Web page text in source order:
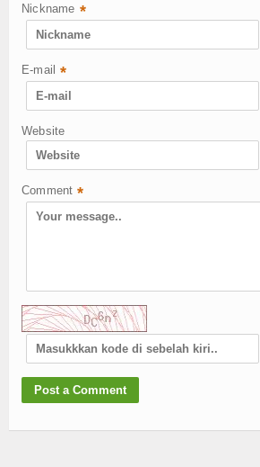
Nickname *
E-mail *
Website
Comment *